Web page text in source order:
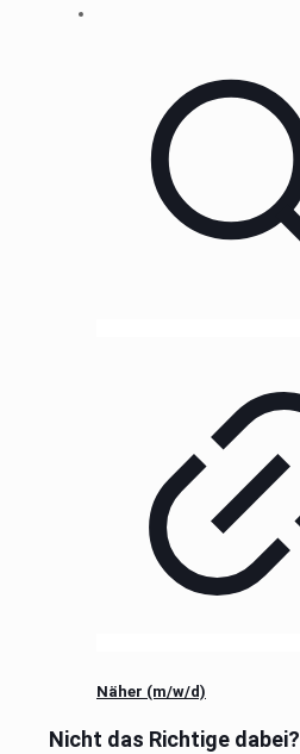
Näher (m/w/d)
Nicht das Richtige dabei?